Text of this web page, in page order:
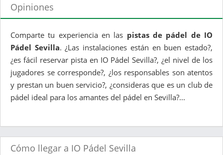
Opiniones
Comparte tu experiencia en las pistas de pádel de IO
Pádel Sevilla. ¿Las instalaciones están en buen estado?,
¿es fácil reservar pista en IO Pádel Sevilla?, ¿el nivel de los
jugadores se corresponde?, ¿los responsables son atentos
y prestan un buen servicio?, ¿consideras que es un club de
pádel ideal para los amantes del pádel en Sevilla?...
Cómo llegar a IO Pádel Sevilla